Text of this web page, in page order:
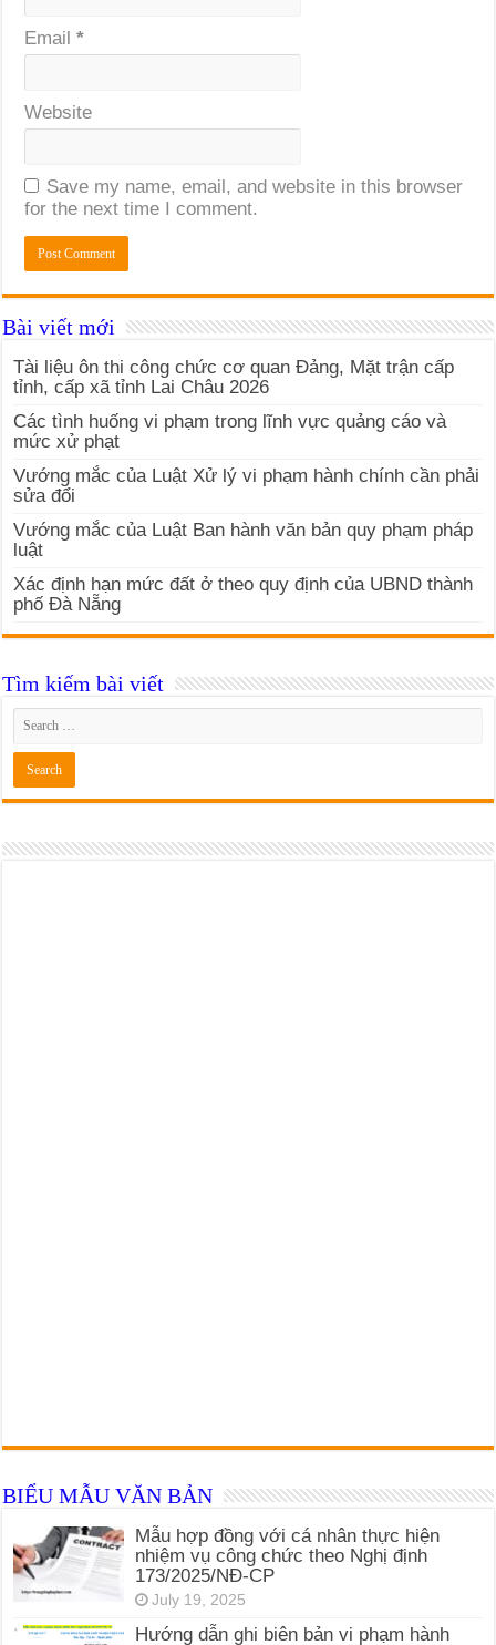
Email*
Website
Save my name, email, and website in this browser
for the next time I comment.
Bài viết mới
Tài liệu ôn thi công chức cơ quan Đảng, Mặt trận cấp
tỉnh, cấp xã tỉnh Lai Châu 2026
Các tình huống vi phạm trong lĩnh vực quảng cáo và
mức xử phạt
Vướng mắc của Luật Xử lý vi phạm hành chính cần phải
sửa đổi
Vướng mắc của Luật Ban hành văn bản quy phạm pháp
luật
Xác định hạn mức đất ở theo quy định của UBND thành
phố Đà Nẵng
Tìm kiếm bài viết
BIỂU MẪU VĂN BẢN
Mẫu hợp đồng với cá nhân thực hiện
nhiệm vụ công chức theo Nghị định
173/2025/NĐ-CP
July 19, 2025
Hướng dẫn ghi biên bản vi phạm hành